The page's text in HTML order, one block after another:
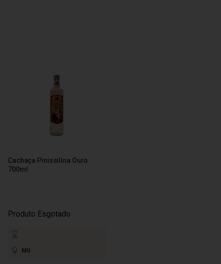
Cachaça Pinissilina Ouro
700ml
Produto Esgotado
MG